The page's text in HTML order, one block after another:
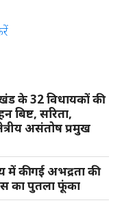
के 32 विधायकों की
बिष्ट, सरिता,
असंतोष प्रमुख
में की गई अभद्रता की
का पुतला फूंका